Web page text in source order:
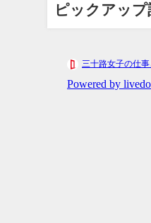
ピックアップ